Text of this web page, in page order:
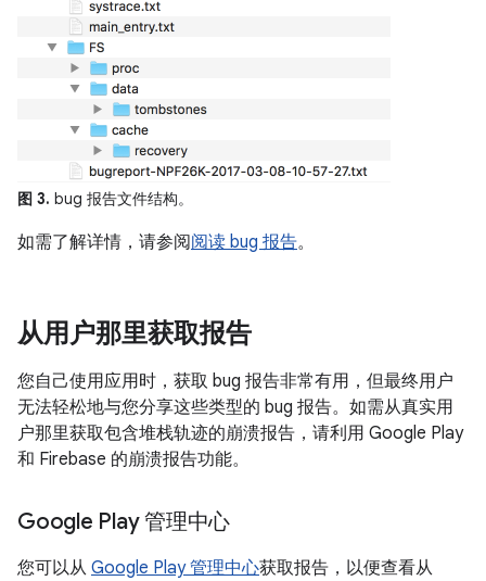
图 3. bug 报告文件结构。
如需了解详情，请参阅阅读 bug 报告。
从用户那里获取报告
您自己使用应用时，获取 bug 报告非常有用，但最终用户
无法轻松地与您分享这些类型的 bug 报告。如需从真实用
户那里获取包含堆栈轨迹的崩溃报告，请利用 Google Play
和 Firebase 的崩溃报告功能。
Google Play 管理中心
您可以从 Google Play 管理中心获取报告，以便查看从